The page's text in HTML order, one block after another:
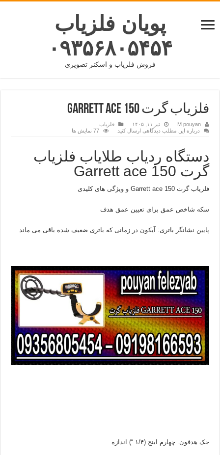
پویان فلزیاب
۰۹۳۵۶۸۰۵۴۵۴
فروش فلزیاب و اسکنر تصویری
فلزیاب گرت GARRETT ACE 150
M pouyan تیر ۱۱, ۱۴۰۵
فلزیاب
درباره این مطلب دیدگاهی ارسال کنید
77 نمایش ها
دستگاه ردیاب طلایاب فلزیاب
گرت Garrett ace 150
فلزیاب گرت Garrett ace 150 و ویژگی های کلیدی
سکه شاخص عمق برای تعیین عمق هدف
پایین نشانگر باتری: آیکون در زمانی که باتری ضعیف شده باقی می ماند
جک هدفون: چهارم اینچ (۱/۴ “) اندازه